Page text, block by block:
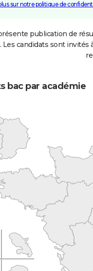
sur notre politique de
publication de
Les candidats sont invités
bac par académie